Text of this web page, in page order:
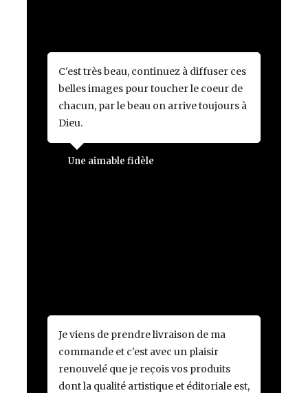
C'est très beau, continuez à diffuser ces
belles images pour toucher le coeur de
chacun, par le beau on arrive toujours à
Dieu.
Une aimable fidèle
Je viens de prendre livraison de ma
commande et c'est avec un plaisir
renouvelé que je reçois vos produits
dont la qualité artistique et éditoriale est,